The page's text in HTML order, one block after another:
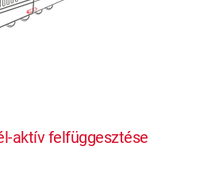
aktív felfüggesztése
0 000